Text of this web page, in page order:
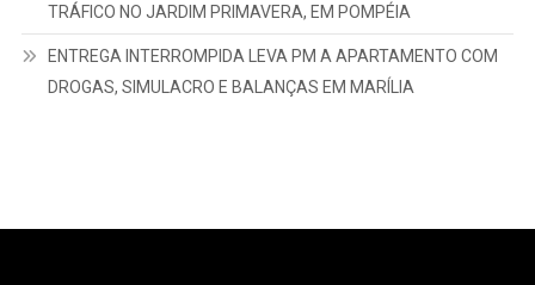
TRÁFICO NO JARDIM PRIMAVERA, EM POMPÉIA
ENTREGA INTERROMPIDA LEVA PM A APARTAMENTO COM
DROGAS, SIMULACRO E BALANÇAS EM MARÍLIA